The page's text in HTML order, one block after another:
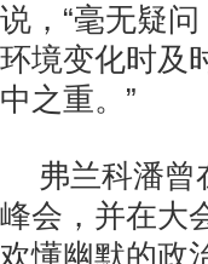
说，“毫无疑
环境变化时及
中之重。”
弗兰科潘曾
峰会，并在大
欢懂幽默的政